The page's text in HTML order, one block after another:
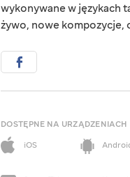
wykonywane w językach
żywo, nowe kompozycje,
DOSTĘPNE NA URZĄDZENIACH
iOS